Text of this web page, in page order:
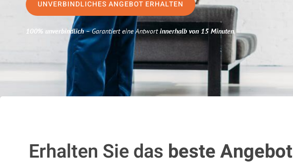
UNVERBINDLICHES ANGEBOT ERHALTEN
100% unverbindlich– Garantiert eine Antwortinnerhalb von 15 Minuten.
Erhalten Sie das beste Angebot